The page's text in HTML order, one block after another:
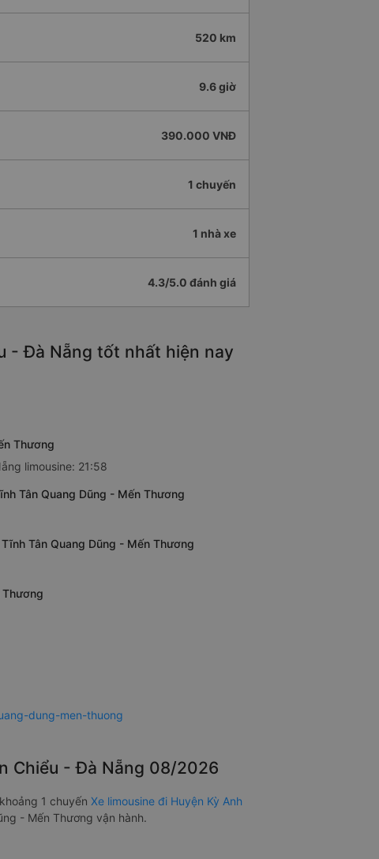
520 km
9.6 giờ
390.000 VNĐ
1 chuyến
1 nhà xe
4.3/5.0 đánh giá
- Đà Nẵng tốt nhất hiện nay
Thương
limousine: 21:58
Tân Quang Dũng - Mến Thương
Tân Quang Dũng - Mến Thương
Thương
dung-men-thuong
Chiểu - Đà Nẵng 08/2026
1 chuyến Xe limousine đi Huyện Kỳ Anh
- Mến Thương vận hành.